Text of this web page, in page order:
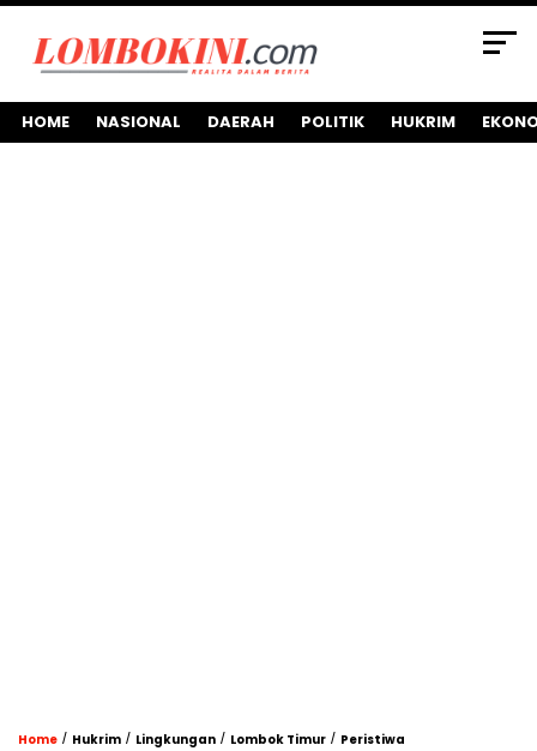
HOME NASIONAL DAERAH POLITIK HUKRIM
Home / Hukrim / Lingkungan / Lombok Timur / Peristiwa